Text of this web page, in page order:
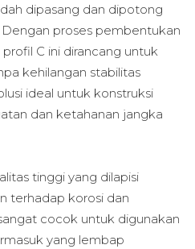
dipasang dan dipotong
proses pembentukan
C ini dirancang untuk
kehilangan stabilitas
ideal untuk konstruksi
dan ketahanan jangka
tinggi yang dilapisi
terhadap korosi dan
cocok untuk digunakan
yang lembap